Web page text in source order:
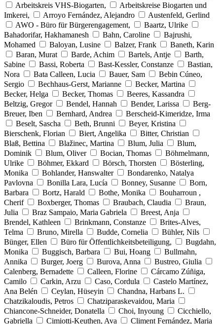
Arbeitskreis VHS-Biogarten,
Arbeitskreise Biogarten und
Imkerei,
Arroyo Fernández, Alejandro
Austenfeld, Gerlind
AWO - Büro für Bürgerengagement,
Baartz, Ulrike
Bahadorifar, Hakhamanesh
Bahn, Caroline
Bajrushi,
Mohamed
Baloyan, Lusine Balzer, Frank
Baneth, Karin
Baran, Murat
Barde, Achim Bartels, Antje
Barth,
Sabine
Bassi, Roberta Bast-Kessler, Constanze
Bastian,
Nora
Bata Calleen, Lucia Bauer, Sam
Bebin Cúneo,
Sergio
Bechhaus-Gerst, Marianne
Becker, Martina
Becker, Helga
Becker, Thomas
Beeres, Kassandra
Beltzig, Gregor
Bendel, Hannah Bender, Larissa
Berg-
Breuer, Iben
Bernhard, Andrea
Berscheid-Kimeridze, Irma
Beselt, Sascha
Beth, Brunni
Beyer, Kristina
Bierschenk, Florian
Biert, Angelika
Bitter, Christian
Blaß, Bettina
Blažinec, Martina Blum, Julia
Blum,
Dominik
Blum, Oliver Bocian, Thomas
Böhmelmann,
Ulrike
Böhmer, Ekkard Börsch, Thorsten
Bösterling,
Monika
Bohlander, Hanswalter
Bondarenko, Natalya
Pavlovna
Bonilla Lara, Lucía Bonney, Susanne
Born,
Barbara
Bortz, Harald Bothe, Monika
Bouharroun ,
Cherif
Boxberger, Thomas Braubach, Claudia
Braun,
Julia
Braz Sampaio, Maria Gabriela
Breest, Anja
Brendel, Kathleen
Brinkmann, Constanze
Brites-Alves,
Telma
Bruno, Mirella Budde, Cornelia
Bühler, Nils
Bünger, Ellen
Büro für Öffentlichkeitsbeteiligung,
Bugdahn,
Monika
Buggisch, Barbara Bui, Hoang
Bullmahn,
Annika
Burger, Joerg Burova, Anna
Bustreo, Giulia
Calenberg, Bernadette
Calleen, Florine
Cárcamo Zúñiga,
Camilo
Carkin, Arzu Caso, Cordula
Castelo Martínez,
Ana Belén
Ceylan, Hüseyin
Chandna, Harbans L.
Chatzikaloudis, Petros
Chatziparaskevaidou, Maria
Chiancone-Schneider, Donatella
Choi, Inyoung
Cicchiello,
Gabriella
Cimiotti-Keuthen, Ava
Climent Fernández, Maria